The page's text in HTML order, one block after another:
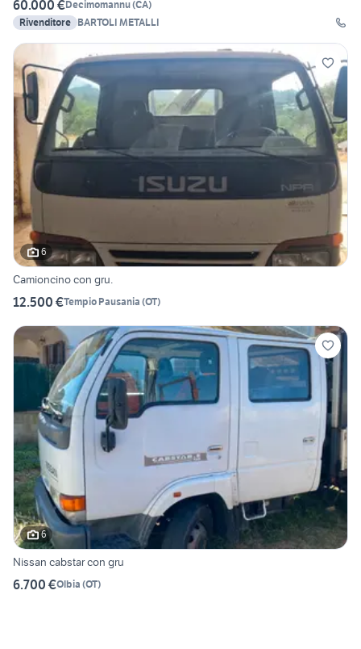
60.000 €Decimomannu(CA)
Rivenditore BARTOLI METALLI
6
Camioncino con gru.
12.500 €Tempio Pausania (OT)
6
Nissan cabstar con gru
6.700 €Olbia (OT)